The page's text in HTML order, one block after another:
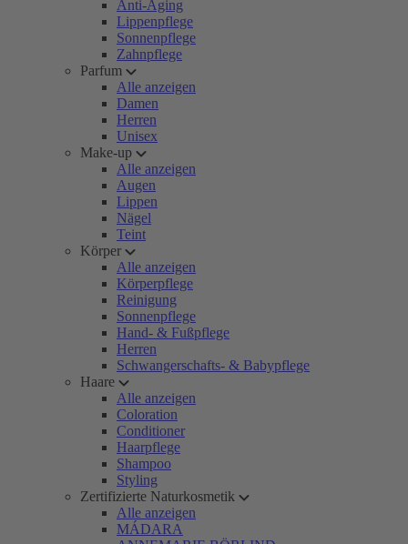
Anti-Aging
Lippenpflege
Sonnenpflege
Zahnpflege
Parfum
Alle anzeigen
Damen
Herren
Unisex
Make-up
Alle anzeigen
Augen
Lippen
Nägel
Teint
Körper
Alle anzeigen
Körperpflege
Reinigung
Sonnenpflege
Hand- & Fußpflege
Herren
Schwangerschafts- & Babypflege
Haare
Alle anzeigen
Coloration
Conditioner
Haarpflege
Shampoo
Styling
Zertifizierte Naturkosmetik
Alle anzeigen
MÁDARA